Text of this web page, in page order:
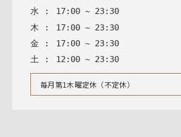
水 : 17: 00 ~ 23: 30
木 : 17: 00 ~ 23: 30
金 : 17: 00 ~ 23: 30
土 : 12 : 00 ~ 23: 30
毎月第1木曜定休（不定休）